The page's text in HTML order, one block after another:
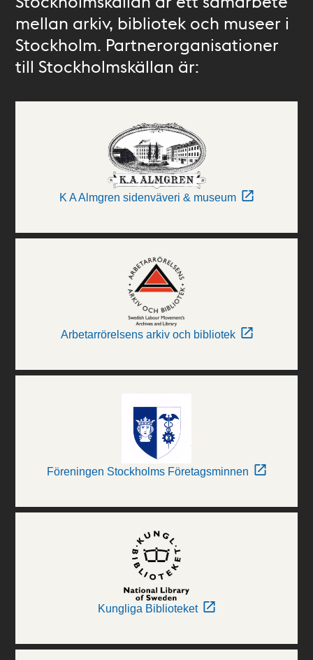
mellan arkiv, bibliotek och museer i
Stockholm. Partnerorganisationer
till Stockholmskällan är:
K A Almgren sidenväveri & museum
Arbetarrörelsens arkiv och bibliotek
Föreningen Stockholms Företagsminnen
Kungliga Biblioteket